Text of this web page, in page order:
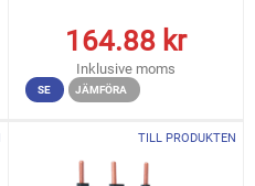
164.88 kr
Inklusive moms
SE JÄMFÖRA
TILL PRODUKTEN